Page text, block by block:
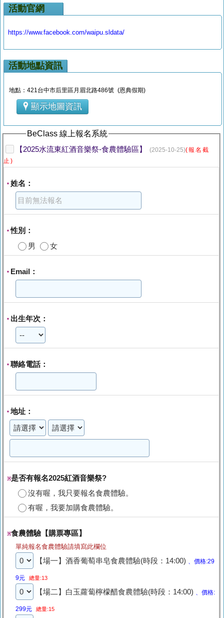
活動官網
https://www.facebook.com/waipu.sldata/
活動地點資訊
地點：421台中市后里區月眉北路486號 (恩典假期)
顯示地圖資訊
BeClass 線上報名系統
【2025水流東紅酒音樂祭-食農體驗區】 (2025-10-25)(報名截
止)
* 姓名：
*性別：
男
女
* Email：
* 出生年次：
* 聯絡電話：
*地址：
※是否有報名2025紅酒音樂祭?
沒有喔，我只要報名食農體驗。
有喔，我要加購食農體驗。
※食農體驗【購票專區】
單純報名食農體驗請填寫此欄位
【場一】酒香葡萄串皂食農體驗(時段：14:00) 、價格:29
9元 總量:13
【場二】白玉蘿蔔檸檬醋食農體驗(時段：14:00) 、價格:
299元 總量:15